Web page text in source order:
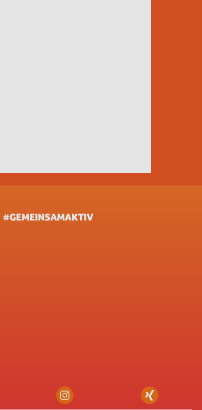
#GEMEINSAMAKTIV